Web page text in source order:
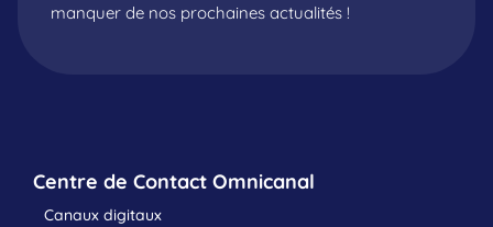
manquer de nos prochaines actualités !
Centre de Contact Omnicanal
Canaux digitaux